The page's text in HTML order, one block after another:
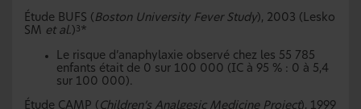
Étude BUFS ( Boston University Fever Study), 2003 (Lesko
SM et al.) 3 *
Le risque d’anaphylaxie observé chez les 55 785
enfants était de 0 sur 100 000 (IC à 95 % : 0 à 5,4
sur 100 000).
Étude CAMP ( Children’s Analgesic Medicine Project), 1999